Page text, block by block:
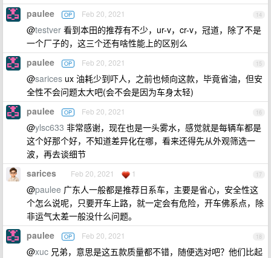
14
paulee OP Feb 20, 2021
@testver 看到本田的推荐有不少，ur-v，cr-v，冠道，除了不是
一个厂子的，这三个还有啥性能上的区别么
15
paulee OP Feb 20, 2021
@sarices ux 油耗少到吓人，之前也倾向这款，毕竟省油，但安
全性不会问题太大吧(会不会是因为车身太轻)
16
paulee OP Feb 20, 2021
@ylsc633 非常感谢，现在也是一头雾水，感觉就是每辆车都是
这个好那个好，不知道差异化在哪，看来还得先从外观筛选一
波，再去谈细节
17
sarices Feb 20, 2021 1
@paulee 广东人一般都是推荐日系车，主要是省心，安全性这
个怎么说呢，只要开车上路，就一定会有危险，开车佛系点，除
非运气太差一般没什么问题。
18
paulee OP Feb 20, 2021
@xuc 兄弟，意思是这五款质量都不错，随便选对吧？他们比起